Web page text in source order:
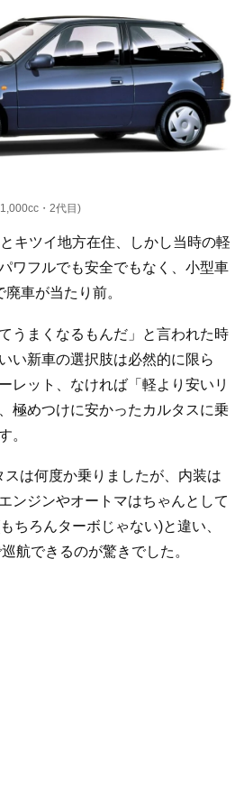
・2代目)
キツイ地方在住、しかし当時の軽
ワフルでも安全でもなく、小型車
車が当たり前。
うまくなるもんだ」と言われた時
い新車の選択肢は必然的に限ら
レット、なければ「軽より安いリ
極めつけに安かったカルタスに乗
。
は何度か乗りましたが、内装は
ンジンやオートマはちゃんとして
ちろんターボじゃない)と違い、
航できるのが驚きでした。